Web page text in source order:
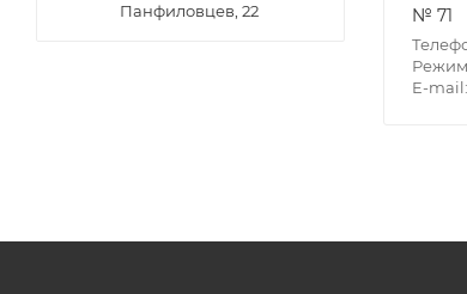
№ 71
Режим
E-mail:
Панфиловцев, 22